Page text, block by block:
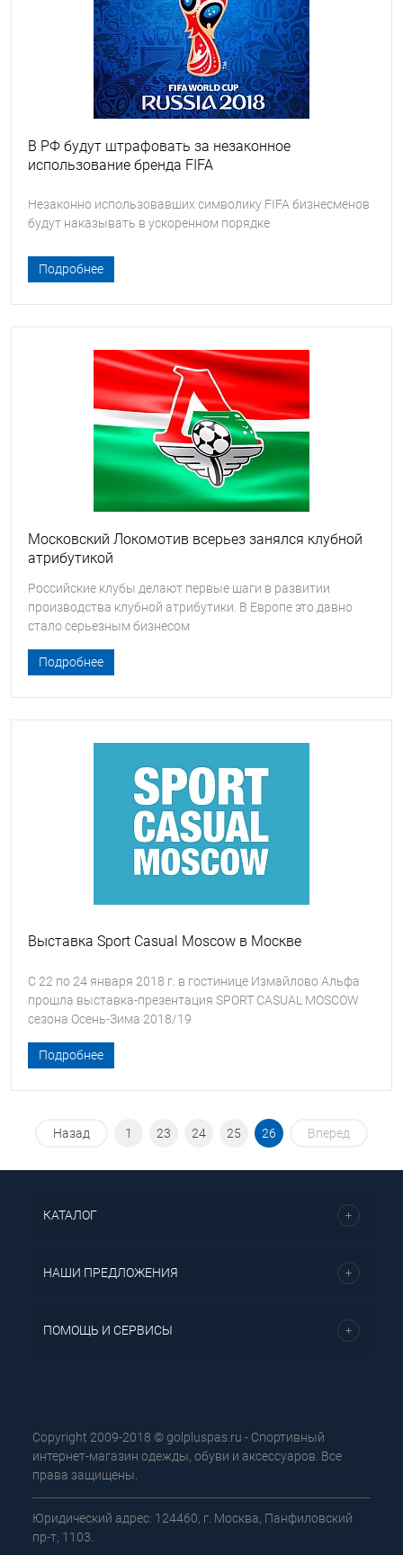
В РФ будут штрафовать за незаконное
использование бренда FIFA
Незаконно использовавших символику FIFA бизнесменов
будут наказывать в ускоренном порядке
Подробнее
Московский Локомотив всерьез занялся клубной
атрибутикой
Российские клубы делают первые шаги в развитии
производства клубной атрибутики. В Европе это давно
стало серьезным бизнесом
Подробнее
Выставка Sport Casual Moscow в Москве
С 22 по 24 января 2018 г. в гостинице Измайлово Альфа
прошла выставка-презентация SPORT CASUAL MOSCOW
сезона Осень-Зима 2018/19
Подробнее
Назад 1 23 24 25 26 Вперед
КАТАЛОГ
НАШИ ПРЕДЛОЖЕНИЯ
ПОМОЩЬ И СЕРВИСЫ
Copyright 2009-2018 © golpluspas.ru - Спортивный
интернет-магазин одежды, обуви и аксессуаров. Все
права защищены.
Юридический адрес: 124460, г. Москва, Панфиловский
пр-т, 1103.